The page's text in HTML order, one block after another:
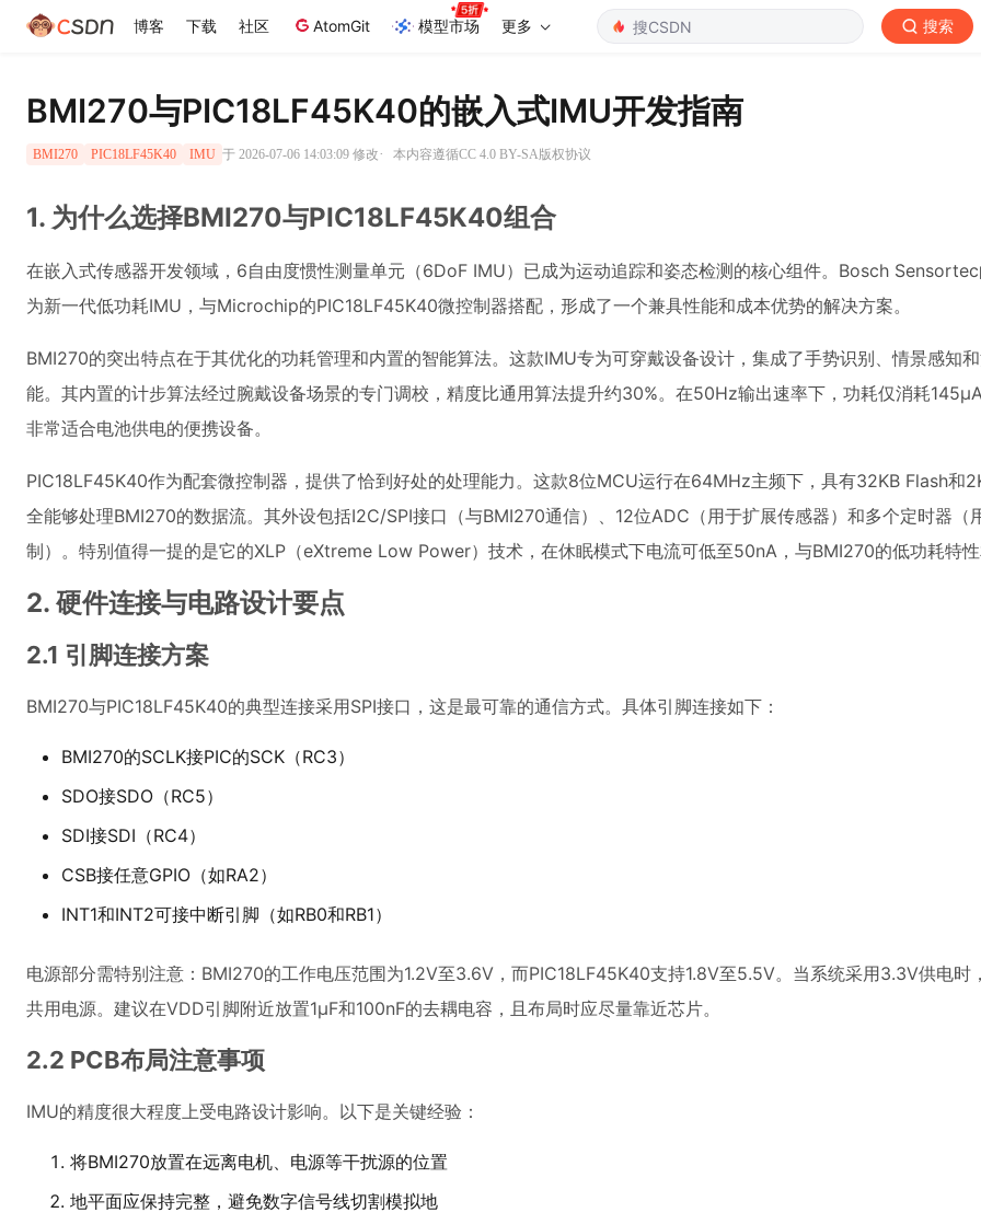
博客 下载 社区 AtomGit 模型市场 更多 搜索
BMI270与PIC18LF45K40的嵌入式IMU开发指南
BMI270 PIC18LF45K40 IMU 于 2026-07-06 14:03:09 修改· 本内容遵循CC 4.0 BY-SA版权协议
1. 为什么选择BMI270与PIC18LF45K40组合
在嵌入式传感器开发领域，6自由度惯性测量单元（6DoF IMU）已成为运动追踪和姿态检测的核心组件。Bosch
为新一代低功耗IMU，与Microchip的PIC18LF45K40微控制器搭配，形成了一个兼具性能和成本优势的解决方案。
BMI270的突出特点在于其优化的功耗管理和内置的智能算法。这款IMU专为可穿戴设备设计，集成了手势识别、情景感知
能。其内置的计步算法经过腕戴设备场景的专门调校，精度比通用算法提升约30%。在50Hz输出速率下，功耗仅消耗
非常适合电池供电的便携设备。
PIC18LF45K40作为配套微控制器，提供了恰到好处的处理能力。这款8位MCU运行在64MHz主频下，具有32KB Flash和
全能够处理BMI270的数据流。其外设包括I2C/SPI接口（与BMI270通信）、12位ADC（用于扩展传感器）和多个定时器（
制）。特别值得一提的是它的XLP（eXtreme Low Power）技术，在休眠模式下电流可低至50nA，与BMI270的低功耗特
2. 硬件连接与电路设计要点
2.1 引脚连接方案
BMI270与PIC18LF45K40的典型连接采用SPI接口，这是最可靠的通信方式。具体引脚连接如下：
BMI270的SCLK接PIC的SCK（RC3）
SDO接SDO（RC5）
SDI接SDI（RC4）
CSB接任意GPIO（如RA2）
INT1和INT2可接中断引脚（如RB0和RB1）
电源部分需特别注意：BMI270的工作电压范围为1.2V至3.6V，而PIC18LF45K40支持1.8V至5.5V。当系统采用3.3V供电时
共用电源。建议在VDD引脚附近放置1μF和100nF的去耦电容，且布局时应尽量靠近芯片。
2.2 PCB布局注意事项
IMU的精度很大程度上受电路设计影响。以下是关键经验：
将BMI270放置在远离电机、电源等干扰源的位置
地平面应保持完整，避免数字信号线切割模拟地